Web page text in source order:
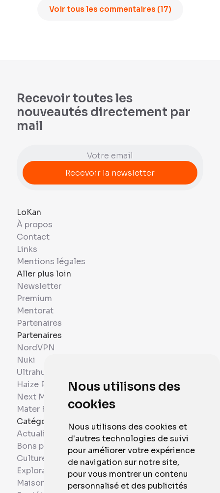
Nous utilisons des
cookies
Nous utilisons des cookies et
d'autres technologies de suivi
pour améliorer votre expérience
de navigation sur notre site,
pour vous montrer un contenu
personnalisé et des publicités
Voir tous les commentaires (17)
Recevoir toutes les
nouveautés directement par
mail
LoKan
À propos
Contact
Links
Mentions légales
Aller plus loin
Newsletter
Premium
Mentorat
Partenaires
Partenaires
NordVPN
Nuki
Ultrahuman
Haize Project
Next Mobiles
Mater France
Catégories
Actualités
Bons plans
Culture
Exploration
Maison et Domotique